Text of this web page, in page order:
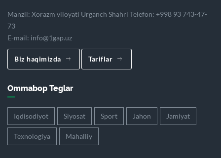
Manzil: Xorazm viloyati Urganch Shahri Telefon: +998 93 743-47-
73
E-mail: info@1gap.uz
Biz haqimizda Tariflar
Ommabop Teglar
Iqdisodiyot Siyosat Sport Jahon Jamiyat
Texnologiya Mahalliy